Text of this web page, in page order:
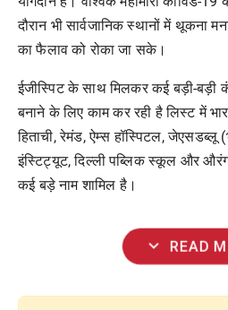
दौरान भी सार्वजानिक स्थानों में थूकना
का फैलाव को रोका जा सके।
ईजीस्पिट के साथ मिलकर कई बड़ी-बड़ी
बनाने के लिए काम कर रही है लिस्ट में
हिताची, रेमंड, ऐम्स हॉस्पिटल,
इंस्टिट्यूट, दिल्ली पब्लिक स्कूल और
कई बड़े नाम शामिल है।
expand_more READ